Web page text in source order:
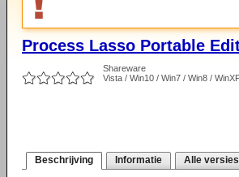
Process Lasso Portable
Shareware
Vista / Win10 / Win7 / Win8 /
Beschrijving Informatie Alle versies